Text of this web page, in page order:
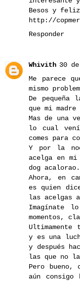
Besos y
http://
Responder
Whivith 30
Me parece
mismo
De
que mi
Mas de una
lo cual
comes para
Y por la
acelga en
dog
Ahora, en
es quien
las acelgas
Imagínate
momentos,
Ultimamente
y es una
y después
las que no
Pero bueno,
aún